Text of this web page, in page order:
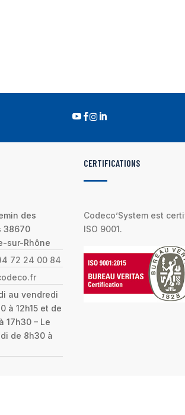
 
des
38670
sur-Rhône
72 24 00 84
au vendredi
à 12h15 et de
17h30 – Le
de 8h30 à
CERTIFICATIONS
Codeco’System est
ISO 9001.